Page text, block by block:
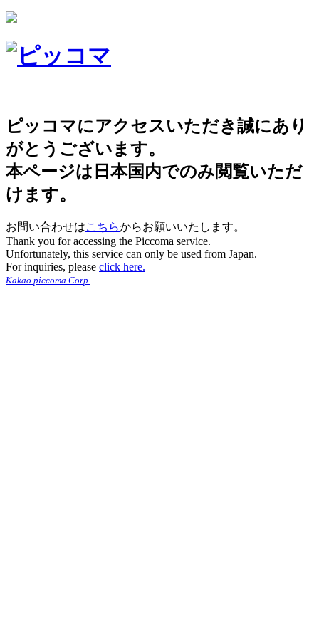
ピッコマにアクセスいただき誠にあり
がとうございます。
本ページは日本国内でのみ閲覧いただ
けます。
お問い合わせはこちらからお願いいたします。
Thank you for accessing the Piccoma service.
Unfortunately, this service can only be used from Japan.
For inquiries, please click here.
Kakao piccoma Corp.